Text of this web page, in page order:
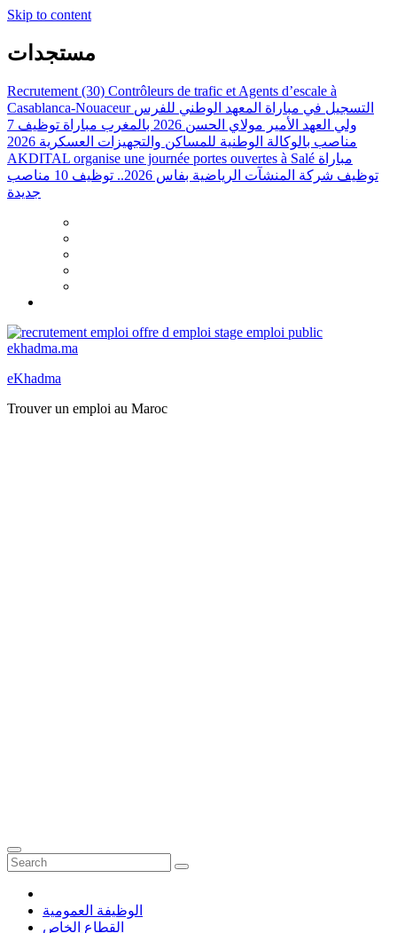
Skip to content
مستجدات
Recrutement (30) Contrôleurs de trafic et Agents d’escale à
Casablanca-Nouaceur التسجيل في مباراة المعهد الوطني للفرس
ولي العهد الأمير مولاي الحسن 2026 بالمغرب
مباراة توظيف 7
مناصب بالوكالة الوطنية للمساكن والتجهيزات العسكرية 2026
AKDITAL organise une journée portes ouvertes à Salé مباراة
توظيف شركة المنشآت الرياضية بفاس 2026.. توظيف 10 مناصب
جديدة
eKhadma
Trouver un emploi au Maroc
الوظيفة العمومية
القطاع الخاص